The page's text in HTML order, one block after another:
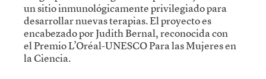
un sitio inmunológicamente privilegiado para
desarrollar nuevas terapias. El proyecto es
encabezado por Judith Bernal, reconocida con
el Premio L’Oréal-UNESCO Para las Mujeres en
la Ciencia.